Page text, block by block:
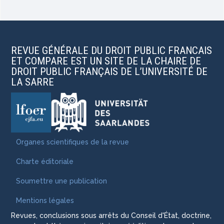
REVUE GÉNÉRALE DU DROIT PUBLIC FRANCAIS
ET COMPARE EST UN SITE DE LA CHAIRE DE
DROIT PUBLIC FRANÇAIS DE L’UNIVERSITÉ DE
LA SARRE
Organes scientifiques de la revue
Charte éditoriale
Soumettre une publication
Mentions légales
Revues, conclusions sous arrêts du Conseil d'État, doctrine,